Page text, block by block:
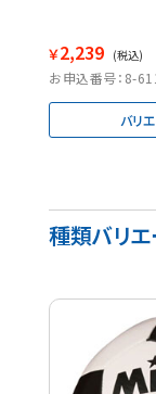
￥2,239 (税込)
お申込番号：8-
バリ
種類バリ